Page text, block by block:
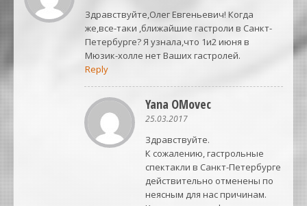
Здравствуйте,Олег Евгеньевич! Когда
же,все-таки ,ближайшие гастроли в Санкт-
Петербурге? Я узнала,что 1и2 июня в
Мюзик-холле нет Ваших гастролей.
Reply
Yana OMovec
25.03.2017
Здравствуйте.
К сожалению, гастрольные
спектакли в Санкт-Петербурге
действительно отменены по
неясным для нас причинам.